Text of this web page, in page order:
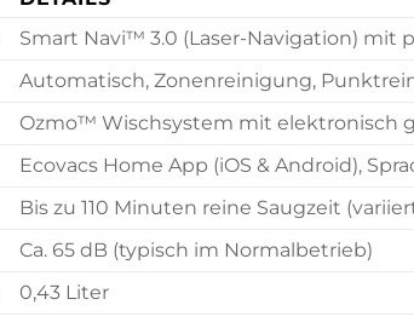
Smart Navi™ 3.0 (Laser-Navigation) mit
Automatisch, Zonenreinigung,
Ozmo™ Wischsystem mit elektronisch
Ecovacs Home App (iOS & Android),
Bis zu 110 Minuten reine Saugzeit
Ca. 65 dB (typisch im Normalbetrieb)
0,43 Liter